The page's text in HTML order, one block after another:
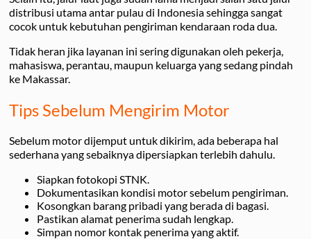
distribusi utama antar pulau di Indonesia sehingga sangat
cocok untuk kebutuhan pengiriman kendaraan roda dua.
Tidak heran jika layanan ini sering digunakan oleh pekerja,
mahasiswa, perantau, maupun keluarga yang sedang pindah
ke Makassar.
Tips Sebelum Mengirim Motor
Sebelum motor dijemput untuk dikirim, ada beberapa hal
sederhana yang sebaiknya dipersiapkan terlebih dahulu.
Siapkan fotokopi STNK.
Dokumentasikan kondisi motor sebelum pengiriman.
Kosongkan barang pribadi yang berada di bagasi.
Pastikan alamat penerima sudah lengkap.
Simpan nomor kontak penerima yang aktif.